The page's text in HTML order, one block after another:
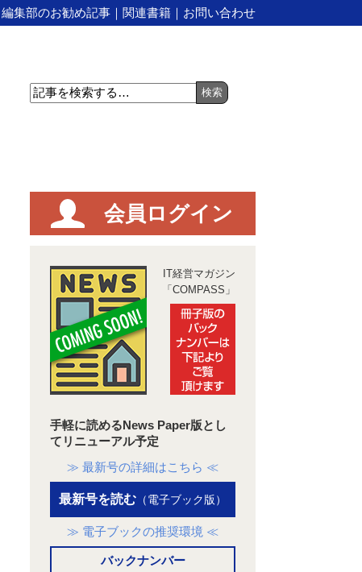
編集部のお勧め記事 ｜ 関連書籍 ｜ お問い合わせ
会員ログイン
IT経営マガジン
「COMPASS」
手軽に読めるNews Paper版とし
てリニューアル予定
≫ 最新号の詳細はこちら ≪
最新号を読む （電子ブック版）
≫ 電子ブックの推奨環境 ≪
バックナンバー